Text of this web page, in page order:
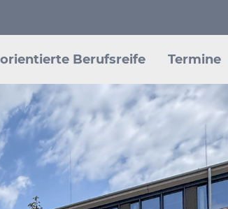
Berufsreife Termine